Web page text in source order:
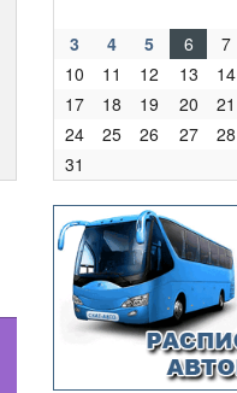
3
4 5 6 7
10
11 12 13 14
17
18 19 20 21
24
25 26 27 28
31